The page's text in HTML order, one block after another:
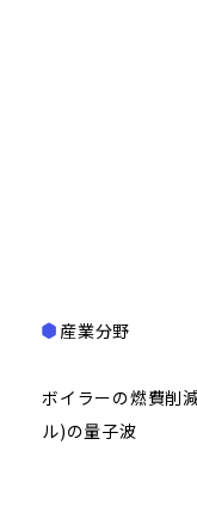
産業分野
ボイラーの燃費削
ル)の量子波